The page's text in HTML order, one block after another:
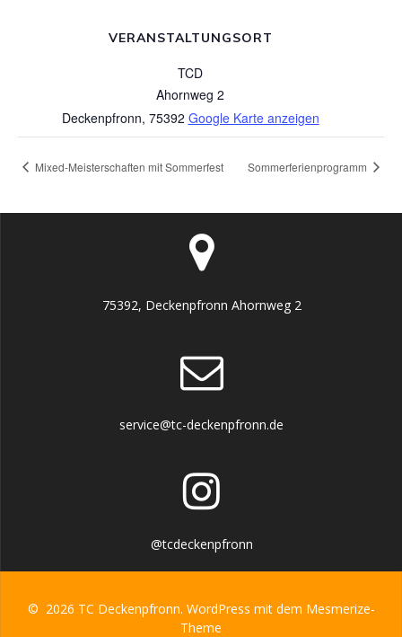
VERANSTALTUNGSORT
TCD
Ahornweg 2
Deckenpfronn, 75392 Google Karte anzeigen
Mixed-Meisterschaften mit Sommerfest Sommerferienprogramm
75392, Deckenpfronn Ahornweg 2
service@tc-deckenpfronn.de
@tcdeckenpfronn
© 2026 TC Deckenpfronn. WordPress mit dem Mesmerize-
Theme